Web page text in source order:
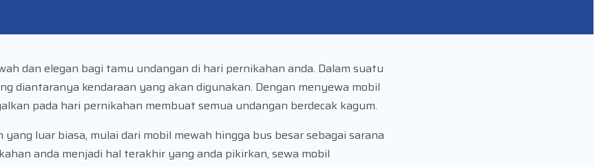
dan elegan bagi tamu undangan di hari pernikahan anda. Dalam suatu
diantaranya kendaraan yang akan digunakan. Dengan menyewa mobil
pada hari pernikahan membuat semua undangan berdecak kagum.
luar biasa, mulai dari mobil mewah hingga bus besar sebagai sarana
anda menjadi hal terakhir yang anda pikirkan, sewa mobil